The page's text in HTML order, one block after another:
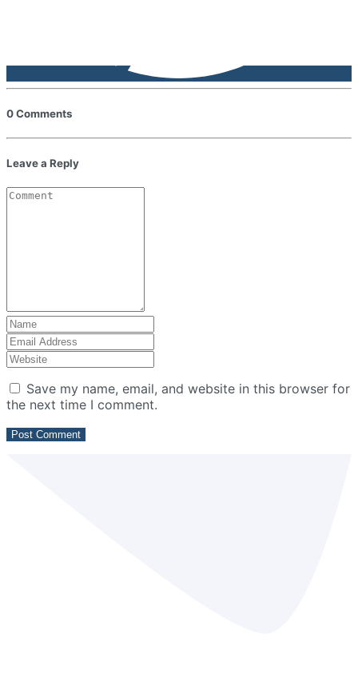
0 Comments
Leave a Reply
Save my name, email, and website in this browser for
the next time I comment.